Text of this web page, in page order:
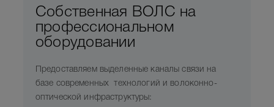
Собственная ВОЛС на
профессиональном
оборудовании
Предоставляем выделенные каналы связи на
базе современных технологий и волоконно-
оптической инфраструктуры: